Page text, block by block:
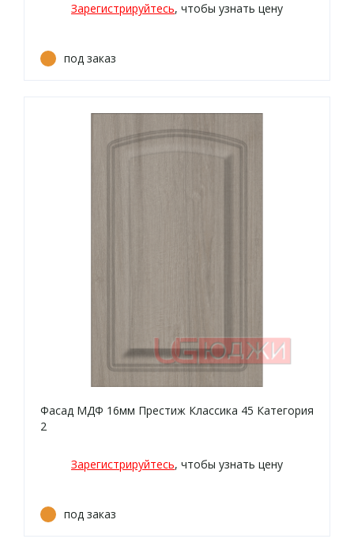
Зарегистрируйтесь, чтобы узнать цену
под заказ
Фасад МДФ 16мм Престиж Классика 45 Категория
2
Зарегистрируйтесь, чтобы узнать цену
под заказ